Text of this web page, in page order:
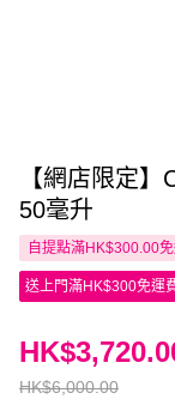
【網店限定
50毫升
自提點滿HK$300.00
送上門滿HK$300免運
HK$6,000.00